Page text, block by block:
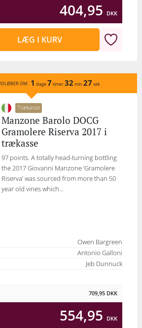
404,95 DKK
LÆG I KURV
OM: 1 dage7 timer32 min 27 sek
Trækasse
Manzone Barolo DOCG
Gramolere Riserva 2017 i
trækasse
97 points. A totally head-turning bottling
the 2017 Giovanni Manzone ‘Gramolere
Riserva’ was sourced from more than 50
year old vines which...
Owen Bargreen
Antonio Galloni
Jeb Dunnuck
709,95 DKK
554,95 DKK